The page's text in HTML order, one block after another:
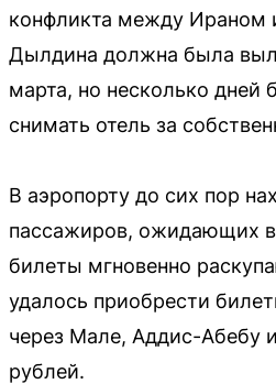
конфликта между Ираном
Дылдина должна была
марта, но несколько дней
снимать отель за
В аэропорту до сих пор
пассажиров, ожидающих
билеты мгновенно
удалось приобрести
через Мале, Аддис-Абебу
рублей.